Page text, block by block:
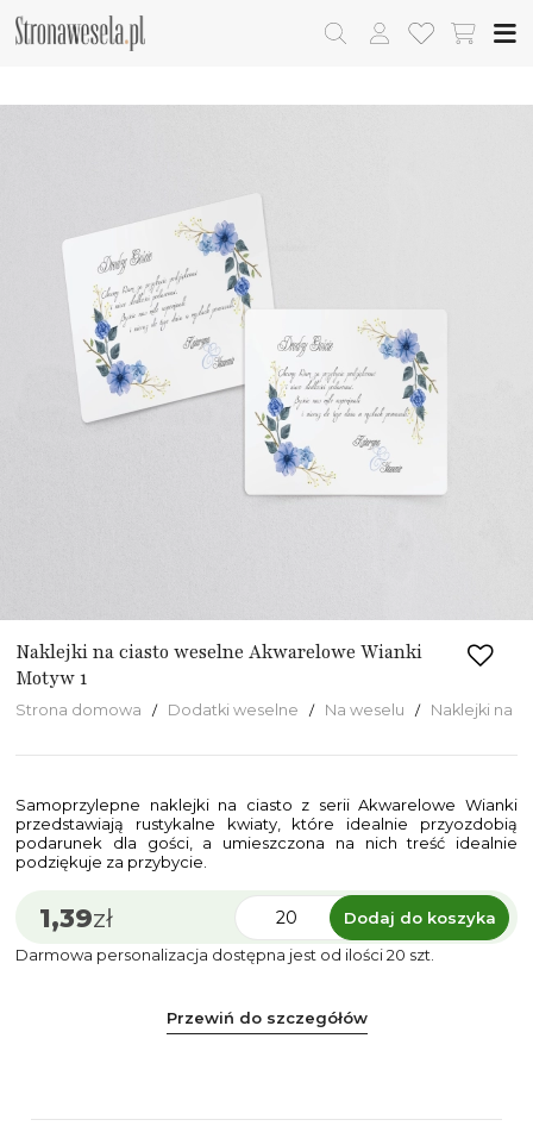
Naklejki na ciasto weselne Akwarelowe Wianki
Motyw 1
Strona domowa Dodatki weselne Na weselu Naklejki na
Samoprzylepne naklejki na ciasto z serii Akwarelowe Wianki
przedstawiają rustykalne kwiaty, które idealnie przyozdobią
podarunek dla gości, a umieszczona na nich treść idealnie
podziękuje za przybycie.
1,39zł
Dodaj do koszyka
Darmowa personalizacja dostępna jest od ilości 20 szt.
Przewiń do szczegółów